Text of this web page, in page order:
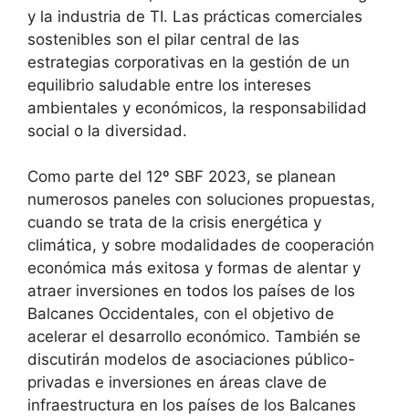
y la industria de TI. Las prácticas comerciales
sostenibles son el pilar central de las
estrategias corporativas en la gestión de un
equilibrio saludable entre los intereses
ambientales y económicos, la responsabilidad
social o la diversidad.
Como parte del 12º SBF 2023, se planean
numerosos paneles con soluciones propuestas,
cuando se trata de la crisis energética y
climática, y sobre modalidades de cooperación
económica más exitosa y formas de alentar y
atraer inversiones en todos los países de los
Balcanes Occidentales, con el objetivo de
acelerar el desarrollo económico. También se
discutirán modelos de asociaciones público-
privadas e inversiones en áreas clave de
infraestructura en los países de los Balcanes